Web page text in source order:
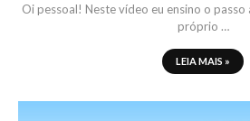
Oi pessoal! Neste vídeo eu ensino o passo
próprio …
LEIA MAIS »